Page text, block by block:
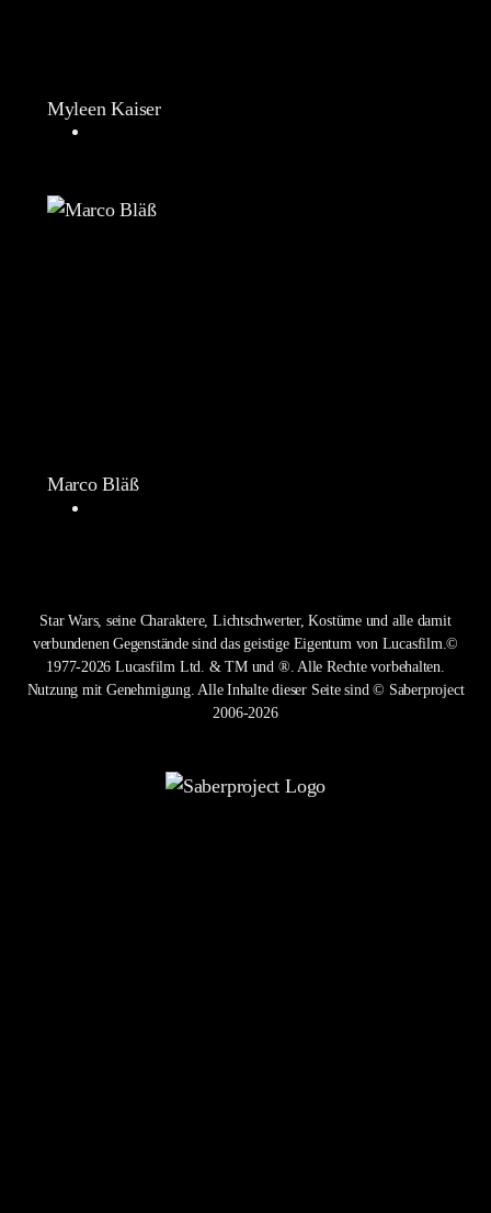
Myleen Kaiser
Marco Bläß
Star Wars, seine Charaktere, Lichtschwerter, Kostüme und alle damit
verbundenen Gegenstände sind das geistige Eigentum von Lucasfilm.©
1977-2026 Lucasfilm Ltd. & TM und ®. Alle Rechte vorbehalten.
Nutzung mit Genehmigung. Alle Inhalte dieser Seite sind © Saberproject
2006-2026